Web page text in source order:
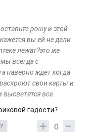
рошу и этой
вы ей не дали
лежат?это же
всегда с
наверно ждет когда
свои карты и
все
гадости?
0